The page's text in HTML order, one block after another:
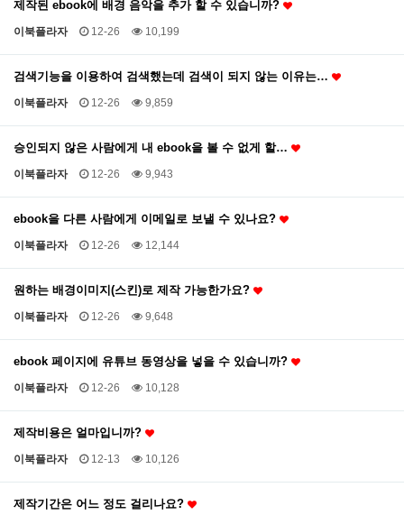
제작된 ebook에 배경 음악을 추가 할 수 있습니까?
이북플라자 12-26 10,199
검색기능을 이용하여 검색했는데 검색이 되지 않는 이유는…
이북플라자 12-26 9,859
승인되지 않은 사람에게 내 ebook을 볼 수 없게 할…
이북플라자 12-26 9,943
ebook을 다른 사람에게 이메일로 보낼 수 있나요?
이북플라자 12-26 12,144
원하는 배경이미지(스킨)로 제작 가능한가요?
이북플라자 12-26 9,648
ebook 페이지에 유튜브 동영상을 넣을 수 있습니까?
이북플라자 12-26 10,128
제작비용은 얼마입니까?
이북플라자 12-13 10,126
제작기간은 어느 정도 걸리나요?